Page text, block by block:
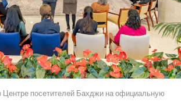
Центре посетителей Бахджи на официальную